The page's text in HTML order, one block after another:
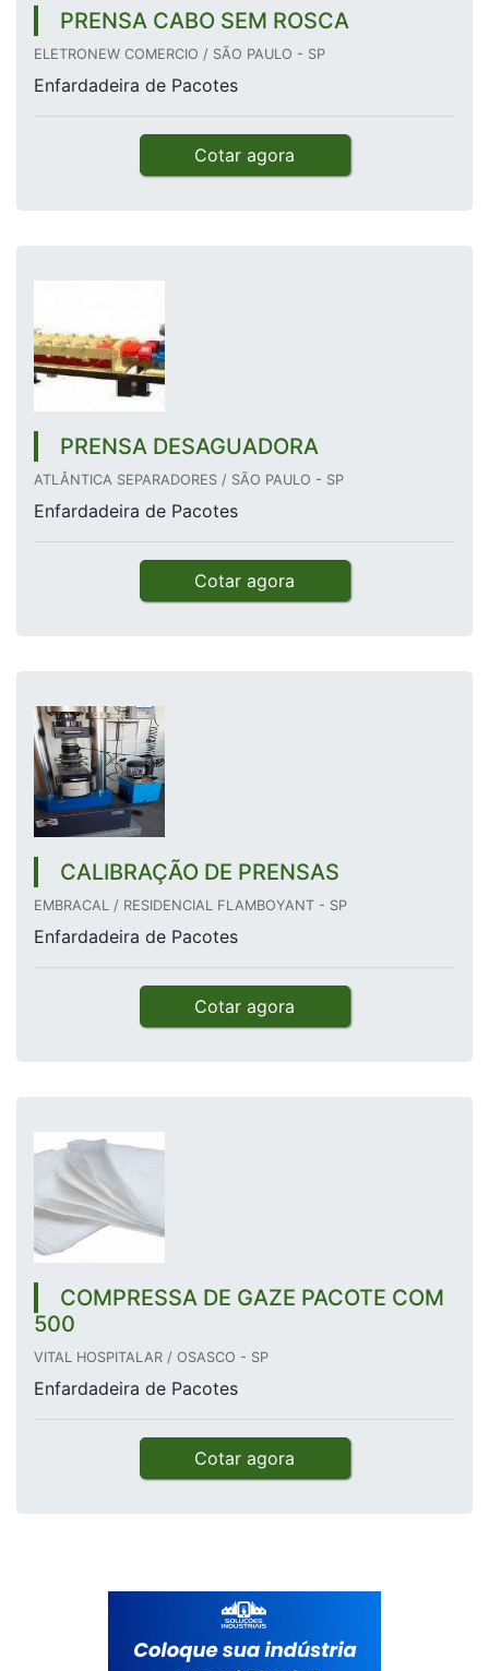
PRENSA CABO SEM ROSCA
ELETRONEW COMERCIO / SÃO PAULO - SP
Enfardadeira de Pacotes
Cotar agora
PRENSA DESAGUADORA
ATLÂNTICA SEPARADORES / SÃO PAULO - SP
Enfardadeira de Pacotes
Cotar agora
CALIBRAÇÃO DE PRENSAS
EMBRACAL / RESIDENCIAL FLAMBOYANT - SP
Enfardadeira de Pacotes
Cotar agora
COMPRESSA DE GAZE PACOTE COM
500
VITAL HOSPITALAR / OSASCO - SP
Enfardadeira de Pacotes
Cotar agora